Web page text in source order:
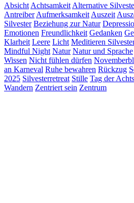
Absicht Achtsamkeit Alternative
Antreiber Aufmerksamkeit Auszeit
Silvester Beziehung zur Natur
Emotionen Freundlichkeit Gedanken
Klarheit Leere Licht Meditieren
Mindful Night Natur Natur und Sprache
Wissen Nicht fühlen dürfen
an Karneval Ruhe bewahren Rückzug
2025 Silvesterretreat Stille Tag der
Wandern Zentriert sein Zentrum